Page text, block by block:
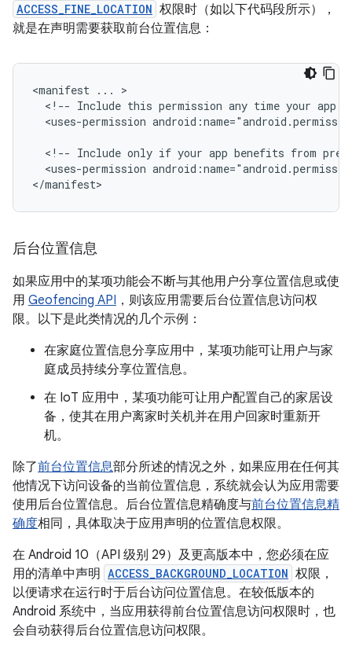
ACCESS_FINE_LOCATION 权限时（如以下代码段所示），
就是在声明需要获取前台位置信息：
<manifest ...
<!-- Include this permission any time your app
<uses-permission
<!-- Include only if your app benefits from
<uses-permission
</manifest>
后台位置信息
如果应用中的某项功能会不断与其他用户分享位置信息或使
用 Geofencing API ，则该应用需要后台位置信息访问权
限。以下是此类情况的几个示例：
在家庭位置信息分享应用中，某项功能可让用户与家
庭成员持续分享位置信息。
在 IoT 应用中，某项功能可让用户配置自己的家居设
备，使其在用户离家时关机并在用户回家时重新开
机。
除了前台位置信息部分所述的情况之外，如果应用在任何其
他情况下访问设备的当前位置信息，系统就会认为应用需要
使用后台位置信息。后台位置信息精确度与前台位置信息精
确度相同，具体取决于应用声明的位置信息权限。
在 Android 10（API 级别 29）及更高版本中，您必须在应
用的清单中声明 ACCESS_BACKGROUND_LOCATION 权限，
以便请求在运行时于后台访问位置信息。在较低版本的
Android 系统中，当应用获得前台位置信息访问权限时，也
会自动获得后台位置信息访问权限。